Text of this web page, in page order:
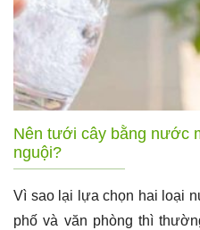
Nên tưới cây bằng nước
nguội?
Vì sao lại lựa chọn hai loại
phố và văn phòng thì